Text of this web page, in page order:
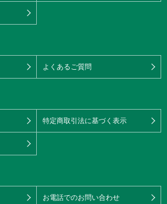
よくあるご質問
特定商取引法に基づく表示
お電話でのお問い合わせ